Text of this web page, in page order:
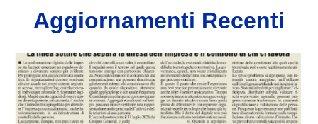
Aggiornamenti Recenti